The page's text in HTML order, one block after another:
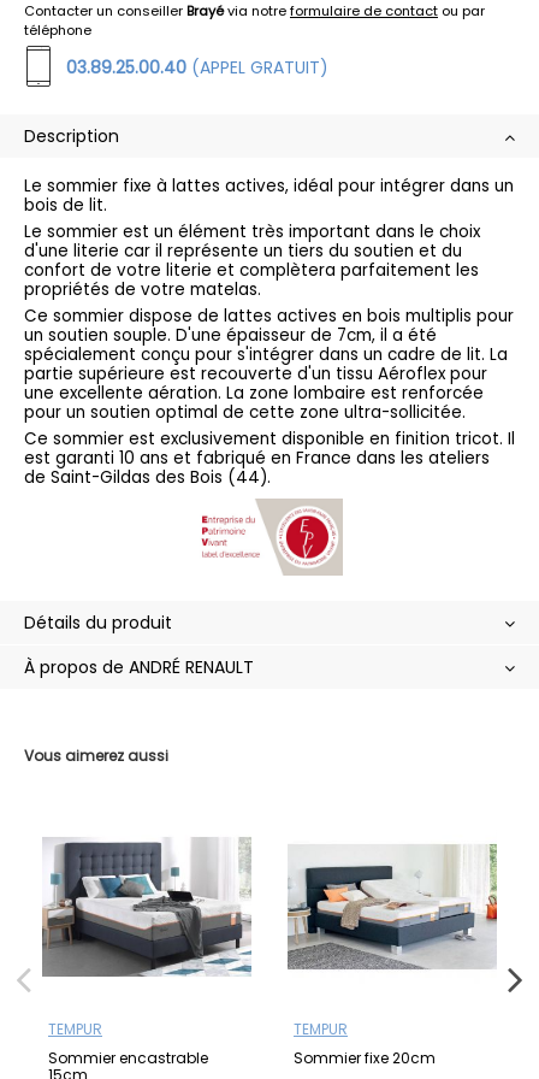
Contacter un conseillerBrayévia notreformulaire de contact ou par
téléphone
03.89.25.00.40 (APPEL GRATUIT)
Vous aimerez aussi
TEMPUR
Sommier encastrable
15cm
TEMPUR
Sommier fixe 20cm
Description
Le sommier fixe à lattes actives, idéal pour intégrer dans un
bois de lit.
Le sommier est un élément très important dans le choix
d'une literie car il représente un tiers du soutien et du
confort de votre literie et complètera parfaitement les
propriétés de votre matelas.
Ce sommier dispose de lattes actives en bois multiplis pour
un soutien souple. D'une épaisseur de 7cm, il a été
spécialement conçu pour s'intégrer dans un cadre de lit. La
partie supérieure est recouverte d'un tissu Aéroflex pour
une excellente aération. La zone lombaire est renforcée
pour un soutien optimal de cette zone ultra-sollicitée.
Ce sommier est exclusivement disponible en finition tricot. Il
est garanti 10 ans et fabriqué en France dans les ateliers
de Saint-Gildas des Bois (44).
Détails du produit
À propos de ANDRÉ RENAULT